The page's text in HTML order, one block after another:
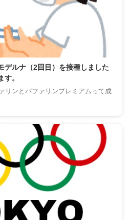
デルナ（2回目）を接種しました
。
リンとバファリンプレミアムって成